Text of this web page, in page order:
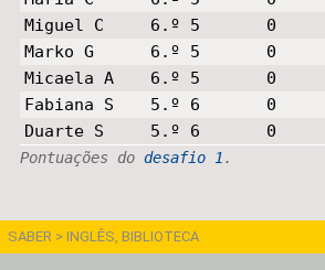
Pontuações do desafio 1.
Miguel C
6.º 5
0
Marko G
6.º 5
0
Micaela A
6.º 5
0
Fabiana S
5.º 6
0
Duarte S
5.º 6 0
SABER > INGLÊS, BIBLIOTECA